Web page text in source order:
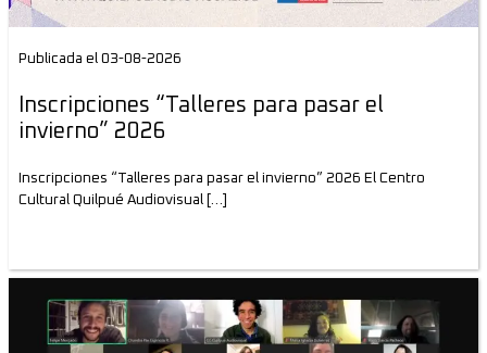
Publicada el 03-08-2026
Inscripciones “Talleres para pasar el
invierno” 2026
Inscripciones “Talleres para pasar el invierno” 2026 El Centro
Cultural Quilpué Audiovisual […]